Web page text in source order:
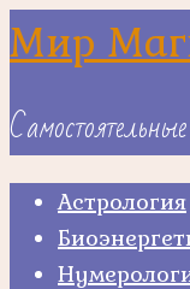
Skip
to
Мир
Астрология